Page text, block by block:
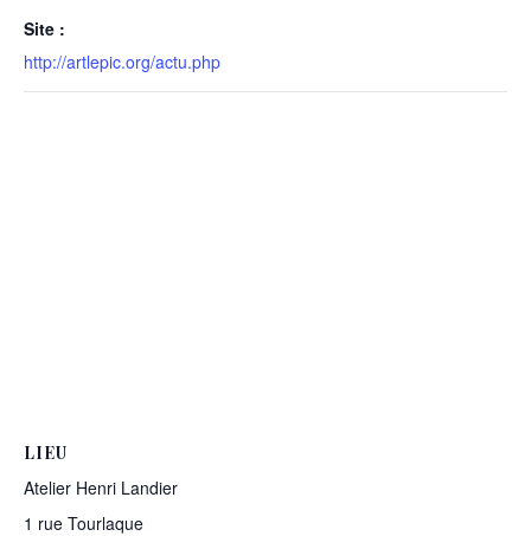
Site :
http://artlepic.org/actu.php
LIEU
Atelier Henri Landier
1 rue Tourlaque